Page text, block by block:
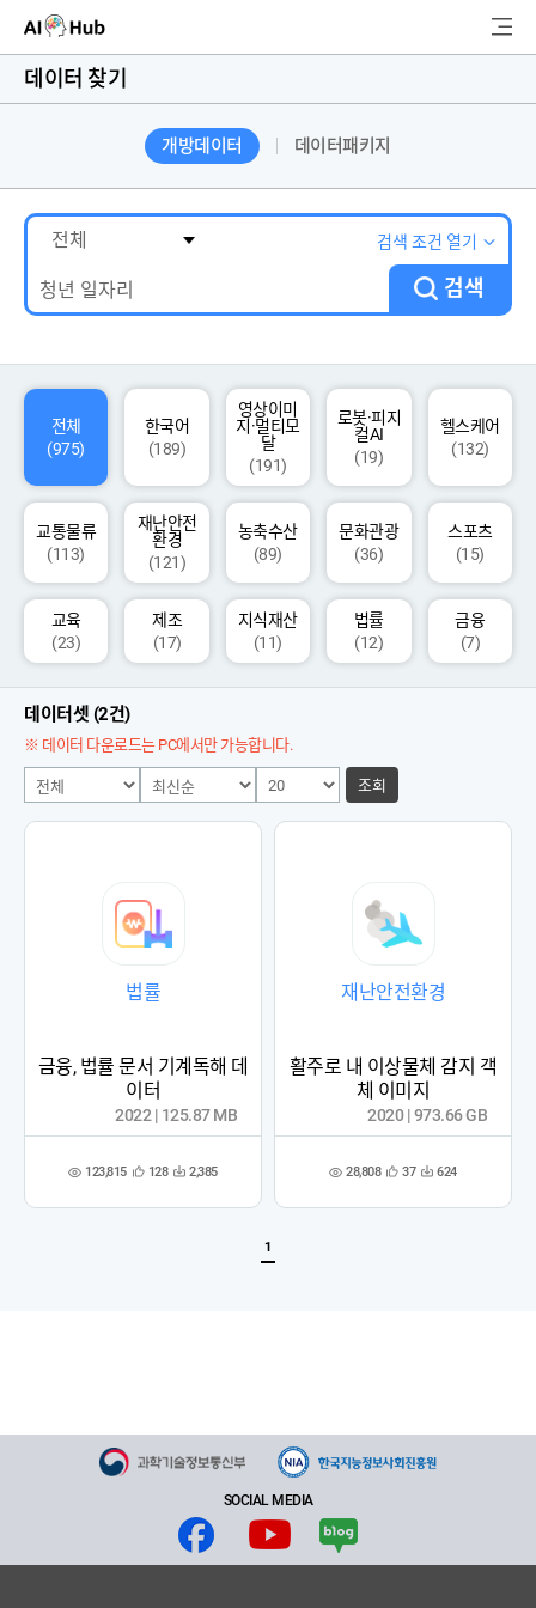
AI-Hub
AI 데이터찾기
AI 허브소개
AI 개발지원
고객지원
색
데이터 찾기
개방데이터 데이터패키지
검색 조건 열기
검색
전체
(975)
한국어
(189)
영상이미
지·멀티모
달
(191)
로봇·피지
컬AI
(19)
헬스케어
(132)
교통물류
(113)
재난안전
환경
(121)
농축수산
(89)
문화관광
(36)
스포츠
(15)
교육
(23)
제조
(17)
지식재산
(11)
법률
(12)
금융
(7)
데이터셋 (2건)
※ 데이터 다운로드는 PC에서만 가능합니다.
조회
법률
금융, 법률 문서 기계독해 데
이터
조 123,815 관
록
128 다 2,385
2022 | 125.87 MB
재난안전환경
활주로 내 이상물체 감지 객
체 이미지
조 28,808 관
록
37 다 624
2020 | 973.66 GB
1
SOCIAL MEDIA